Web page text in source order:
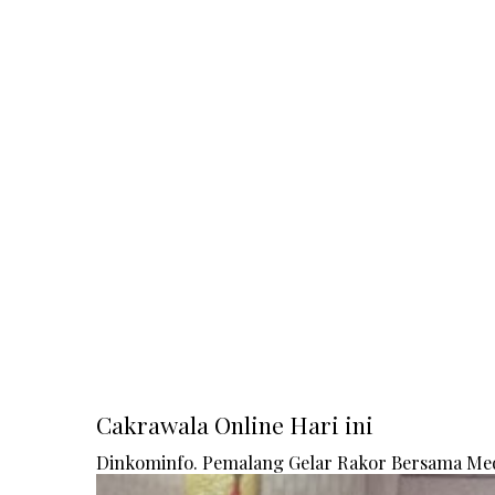
Cakrawala Online Hari ini
Dinkominfo. Pemalang Gelar Rakor Bersama